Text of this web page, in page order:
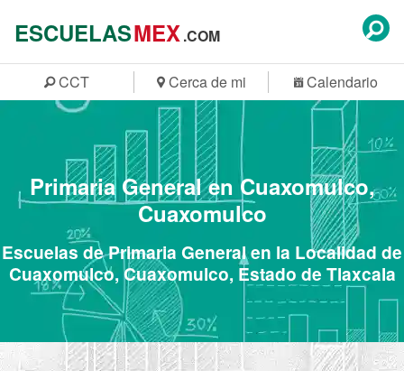
ESCUELASMEX.COM
CCT Cerca de mi Calendario
Primaria General en Cuaxomulco,
Cuaxomulco
Escuelas de Primaria General en la Localidad de
Cuaxomulco, Cuaxomulco, Estado de Tlaxcala